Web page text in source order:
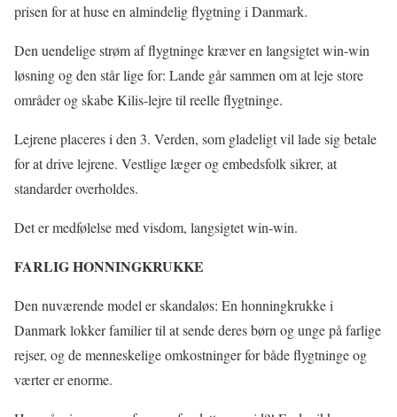
prisen for at huse en almindelig flygtning i Danmark.
Den uendelige strøm af flygtninge kræver en langsigtet win-win
løsning og den står lige for: Lande går sammen om at leje store
områder og skabe Kilis-lejre til reelle flygtninge.
Lejrene placeres i den 3. Verden, som gladeligt vil lade sig betale
for at drive lejrene. Vestlige læger og embedsfolk sikrer, at
standarder overholdes.
Det er medfølelse med visdom, langsigtet win-win.
FARLIG HONNINGKRUKKE
Den nuværende model er skandaløs: En honningkrukke i
Danmark lokker familier til at sende deres børn og unge på farlige
rejser, og de menneskelige omkostninger for både flygtninge og
værter er enorme.